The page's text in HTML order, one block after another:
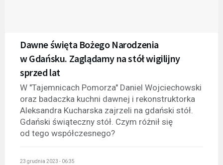
Dawne święta Bożego Narodzenia
w Gdańsku. Zaglądamy na stół wigilijny
sprzed lat
W "Tajemnicach Pomorza" Daniel Wojciechowski
oraz badaczka kuchni dawnej i rekonstruktorka
Aleksandra Kucharska zajrzeli na gdański stół.
Gdański świąteczny stół. Czym różnił się
od tego współczesnego?
23 grudnia 2023 - 06:35